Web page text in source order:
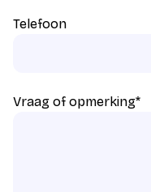
Telefoon
Vraag of opmerking*